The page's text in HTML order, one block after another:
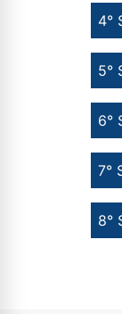
8°
7°
6°
5°
4°